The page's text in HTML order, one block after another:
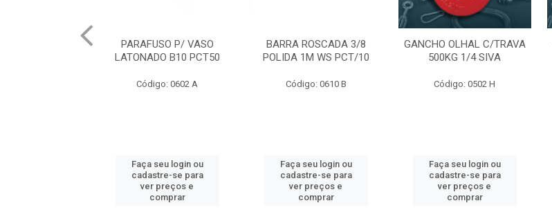
PARAFUSO P/ VASO
LATONADO B10 PCT50
Código: 0602 A
Faça seu login ou
cadastre-se para
ver preços e
comprar
BARRA ROSCADA 3/8
POLIDA 1M WS PCT/10
Código: 0610 B
Faça seu login ou
cadastre-se para
ver preços e
comprar
GANCHO OLHAL C/TRAVA
500KG 1/4 SIVA
Código: 0502 H
Faça seu login ou
cadastre-se para
ver preços e
comprar